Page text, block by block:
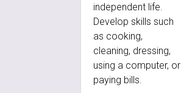
independent life.
Develop skills such
as cooking,
cleaning, dressing,
using a computer, or
paying bills.